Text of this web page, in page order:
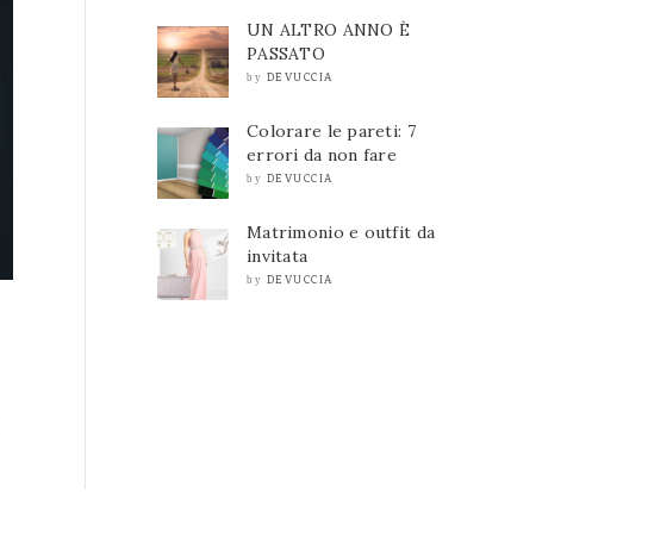
UN ALTRO ANNO È
PASSATO
by DEVUCCIA
Colorare le pareti: 7
errori da non fare
by DEVUCCIA
Matrimonio e outfit da
invitata
by DEVUCCIA